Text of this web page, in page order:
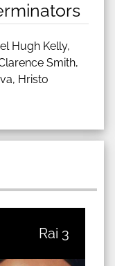
Hugh Kelly,
Smith,
Hristo
Rai 3